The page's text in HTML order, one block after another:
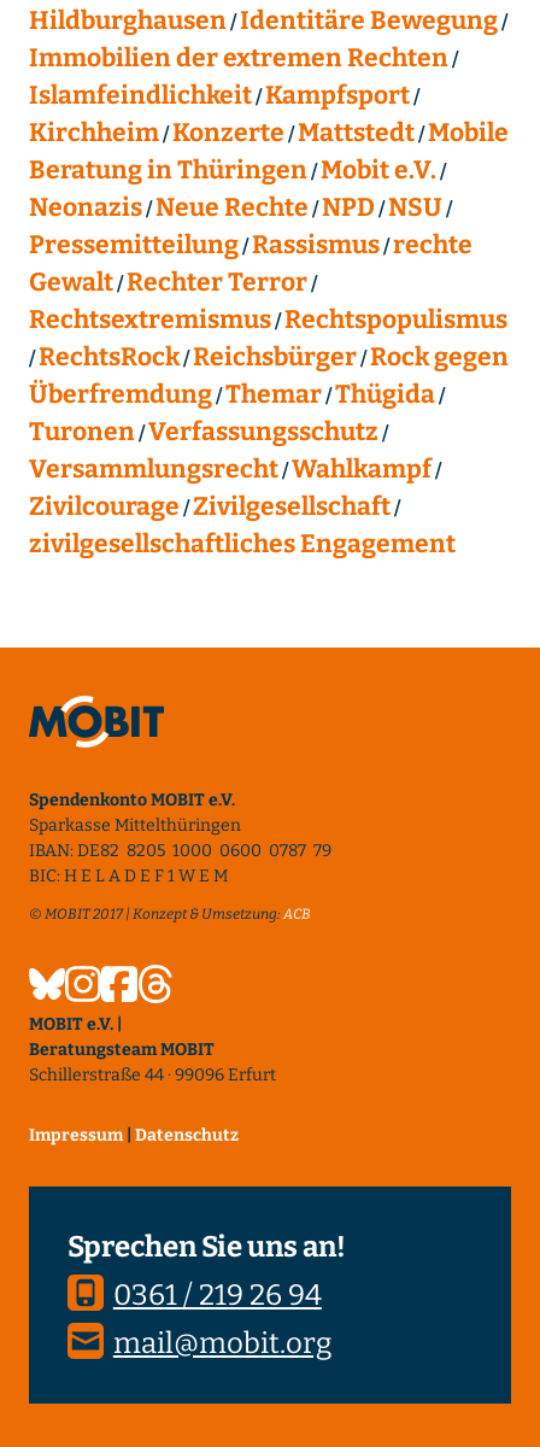
Hildburghausen Identitäre Bewegung
Immobilien der extremen Rechten
Islamfeindlichkeit Kampfsport
Kirchheim Konzerte Mattstedt Mobile
Beratung in Thüringen Mobit e.V.
Neonazis Neue Rechte NPD NSU
Pressemitteilung Rassismus rechte
Gewalt Rechter Terror
Rechtsextremismus Rechtspopulismus
RechtsRock Reichsbürger Rock gegen
Überfremdung Themar Thügida
Turonen Verfassungsschutz
Versammlungsrecht Wahlkampf
Zivilcourage Zivilgesellschaft
zivilgesellschaftliches Engagement
Spendenkonto MOBIT e.V.
Sparkasse Mittelthüringen
IBAN: DE82 8205 1000 0600 0787 79
BIC: H E L A D E F 1 W E M
© MOBIT 2017 | Konzept & Umsetzung:ACB
MOBIT e.V. |
Beratungsteam MOBIT
Schillerstraße 44 · 99096 Erfurt
Impressum Datenschutz
Sprechen Sie uns an!
0361 / 219 26 94
mail@mobit.org